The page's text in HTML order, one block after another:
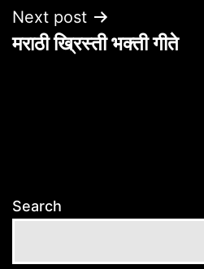
Next post
मराठी ख्रिस्ती भक्ती गीते
Search